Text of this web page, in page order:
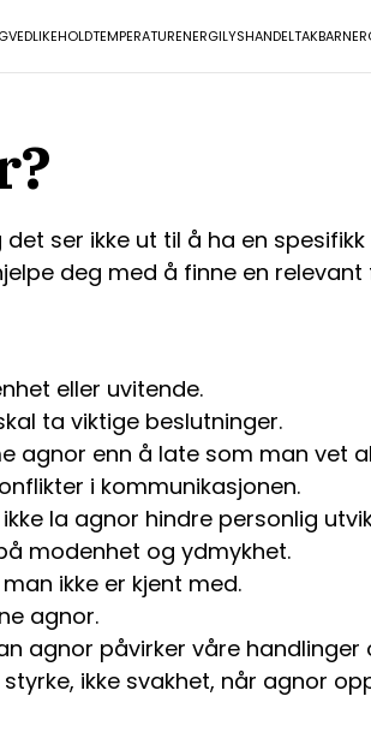
VEDLIKEHOLDTEMPERATURENERGILYSHANDELTAK
ser ikke ut til å ha en
deg med å finne en relevant
eller uvitende.
ta viktige beslutninger.
agnor enn å late som man vet
i kommunikasjonen.
la agnor hindre personlig
modenhet og ydmykhet.
ikke er kjent med.
agnor.
agnor påvirker våre handlinger
ikke svakhet, når agnor